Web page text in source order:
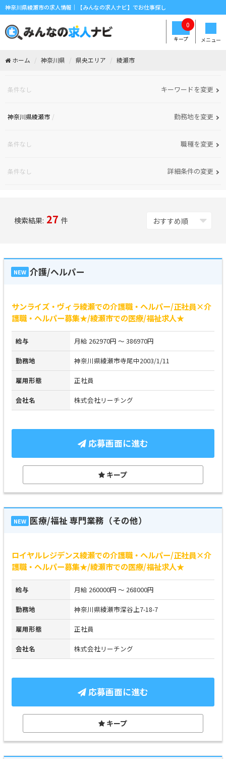
神奈川県綾瀬市の求人情報｜【みんなの求人ナビ】でお仕事探し
メニュー
キープ
0
ホーム 神奈川県 県央エリア 綾瀬市
条件なし キーワードを変更
神奈川県綾瀬市 勤務地を変更
条件なし 職種を変更
条件なし 詳細条件の変更
検索結果: 27 件
NEW 介護/ヘルパー
サンライズ・ヴィラ綾瀬での介護職・ヘルパー/正社員×介
護職・ヘルパー募集★/綾瀬市での医療/福祉求人★
給与 月給 262970円 ～ 386970円
勤務地 神奈川県綾瀬市寺尾中2003/1/11
雇用形態 正社員
会社名 株式会社リーチング
応募画面に進む
キープ
NEW 医療/福祉 専門業務（その他）
ロイヤルレジデンス綾瀬での介護職・ヘルパー/正社員×介
護職・ヘルパー募集★/綾瀬市での医療/福祉求人★
給与 月給 260000円 ～ 268000円
勤務地 神奈川県綾瀬市深谷上7-18-7
雇用形態 正社員
会社名 株式会社リーチング
応募画面に進む
キープ